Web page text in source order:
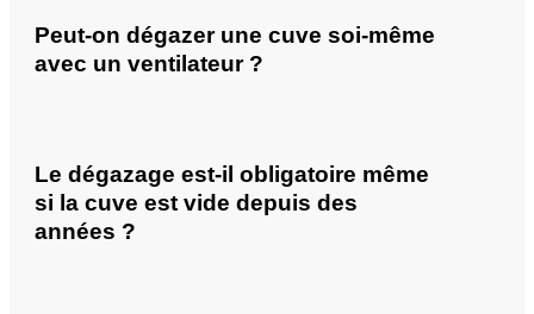
Peut-on dégazer une cuve soi-même
avec un ventilateur ?
Le dégazage est-il obligatoire même
si la cuve est vide depuis des
années ?